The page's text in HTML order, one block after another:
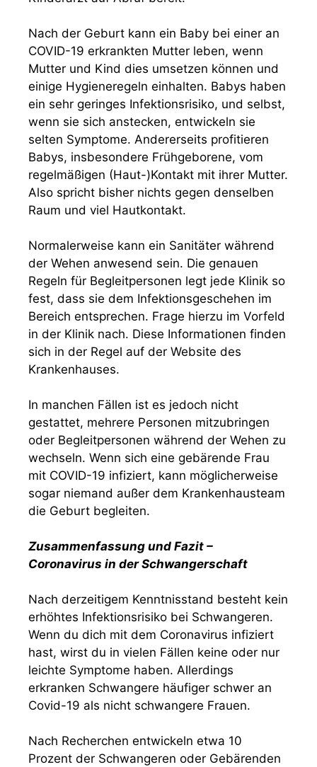
Nach der Geburt kann ein Baby bei einer an
COVID-19 erkrankten Mutter leben, wenn
Mutter und Kind dies umsetzen können und
einige Hygieneregeln einhalten. Babys haben
ein sehr geringes Infektionsrisiko, und selbst,
wenn sie sich anstecken, entwickeln sie
selten Symptome. Andererseits profitieren
Babys, insbesondere Frühgeborene, vom
regelmäßigen (Haut-)Kontakt mit ihrer Mutter.
Also spricht bisher nichts gegen denselben
Raum und viel Hautkontakt.
Normalerweise kann ein Sanitäter während
der Wehen anwesend sein. Die genauen
Regeln für Begleitpersonen legt jede Klinik so
fest, dass sie dem Infektionsgeschehen im
Bereich entsprechen. Frage hierzu im Vorfeld
in der Klinik nach. Diese Informationen finden
sich in der Regel auf der Website des
Krankenhauses.
In manchen Fällen ist es jedoch nicht
gestattet, mehrere Personen mitzubringen
oder Begleitpersonen während der Wehen zu
wechseln. Wenn sich eine gebärende Frau
mit COVID-19 infiziert, kann möglicherweise
sogar niemand außer dem Krankenhausteam
die Geburt begleiten.
Zusammenfassung und Fazit –
Coronavirus in der Schwangerschaft
Nach derzeitigem Kenntnisstand besteht kein
erhöhtes Infektionsrisiko bei Schwangeren.
Wenn du dich mit dem Coronavirus infiziert
hast, wirst du in vielen Fällen keine oder nur
leichte Symptome haben. Allerdings
erkranken Schwangere häufiger schwer an
Covid-19 als nicht schwangere Frauen.
Nach Recherchen entwickeln etwa 10
Prozent der Schwangeren oder Gebärenden